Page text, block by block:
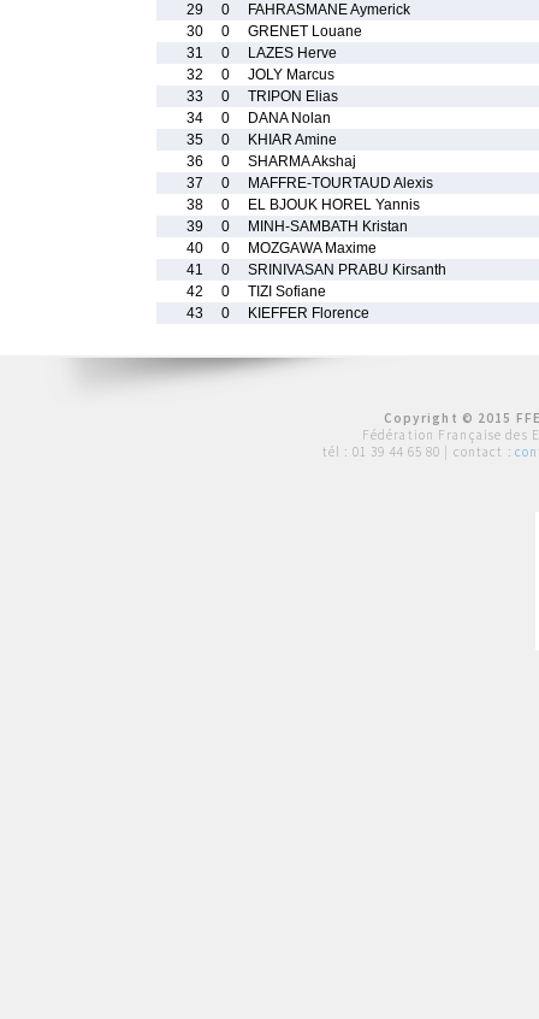
29
0
FAHRASMANE Aymerick
30
0
GRENET Louane
31
0
LAZES Herve
32
0
JOLY Marcus
33
0
TRIPON Elias
34
0
DANA Nolan
35
0
KHIAR Amine
36
0
SHARMA Akshaj
37
0
MAFFRE-TOURTAUD Alexis
38
0
EL BJOUK HOREL Yannis
39
0
MINH-SAMBATH Kristan
40
0
MOZGAWA Maxime
41
0
SRINIVASAN PRABU Kirsanth
42
0
TIZI Sofiane
43
0 KIEFFER Florence
Copyright © 2015
Fédération Française des
tél : 01 39 44 65 80 | contact :